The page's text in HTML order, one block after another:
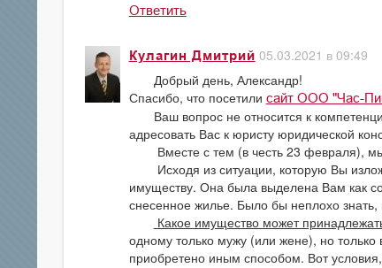
Ответить
Кулагин Дмитрий 05.03.2021 в 09:49
Добрый день, Александр!
Спасибо, что посетили сайт ООО "Час-
Ваш вопрос не относится к
адресовать Вас к юристу юридической
Вместе с тем (в честь 23 февраля), мы
Исходя из ситуации, которую Вы
имуществу. Она была выделена Вам как
снесенное жилье. Было бы неплохо
Какое имущество может
одному только мужу (или жене), но
приобретено иным способом. Вот